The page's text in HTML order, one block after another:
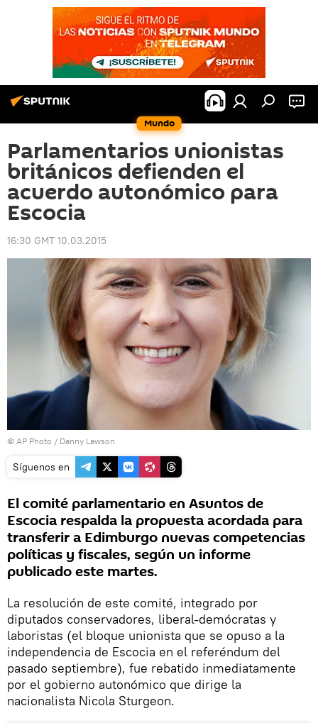
Mundo
Parlamentarios unionistas
británicos defienden el
acuerdo autonómico para
Escocia
16:30 GMT 10.03.2015
© AP Photo / Danny Lawson
Síguenos en
El comité parlamentario en Asuntos de
Escocia respalda la propuesta acordada para
transferir a Edimburgo nuevas competencias
políticas y fiscales, según un informe
publicado este martes.
La resolución de este comité, integrado por
diputados conservadores, liberal-demócratas y
laboristas (el bloque unionista que se opuso a la
independencia de Escocia en el referéndum del
pasado septiembre), fue rebatido inmediatamente
por el gobierno autonómico que dirige la
nacionalista Nicola Sturgeon.